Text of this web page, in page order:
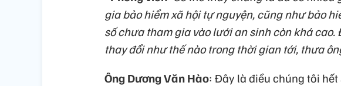
gia bảo hiểm xã hội tự nguyện, cũng như bảo
số chưa tham gia vào lưới an sinh còn khá
thay đổi như thế nào trong thời gian tới, thưa
Ông Dương Văn Hào: Đây là điều chúng tôi